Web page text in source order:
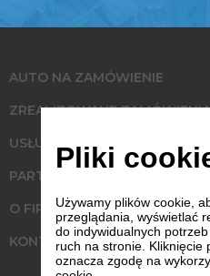
AUTO NA ZAMÓWIENIE
ZREALIZOWANE ZAMÓWIENIA
USŁUGI
PARTNERZY
O FIRMIE
KONTAKT
Pliki
Używamy plików cookie,
przeglądania, wyświetlać
do indywidualnych
ruch na stronie. Kliknięcie
oznacza zgodę na